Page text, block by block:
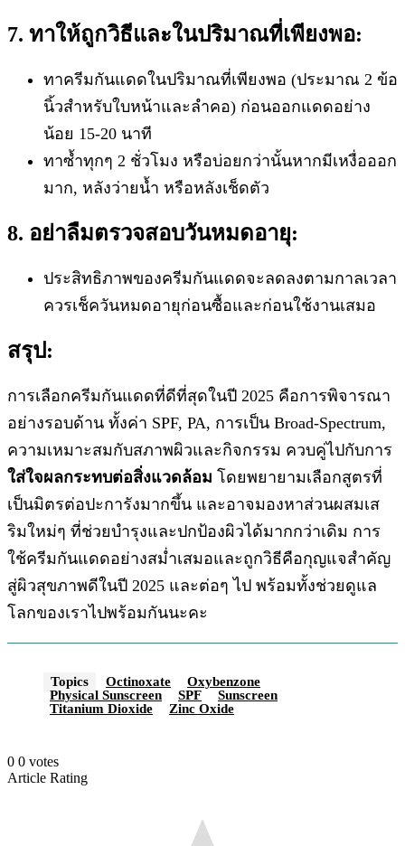
7. ทาให้ถูกวิธีและในปริมาณที่เพียงพอ:
ทาครีมกันแดดในปริมาณที่เพียงพอ (ประมาณ 2 ข้อ
นิ้วสำหรับใบหน้าและลำคอ) ก่อนออกแดดอย่าง
น้อย 15-20 นาที
ทาซ้ำทุกๆ 2 ชั่วโมง หรือบ่อยกว่านั้นหากมีเหงื่อออก
มาก, หลังว่ายน้ำ หรือหลังเช็ดตัว
8. อย่าลืมตรวจสอบวันหมดอายุ:
ประสิทธิภาพของครีมกันแดดจะลดลงตามกาลเวลา
ควรเช็ควันหมดอายุก่อนซื้อและก่อนใช้งานเสมอ
สรุป:
การเลือกครีมกันแดดที่ดีที่สุดในปี 2025 คือการพิจารณา
อย่างรอบด้าน ทั้งค่า SPF, PA, การเป็น Broad-Spectrum,
ความเหมาะสมกับสภาพผิวและกิจกรรม ควบคู่ไปกับการ
ใส่ใจผลกระทบต่อสิ่งแวดล้อม โดยพยายามเลือกสูตรที่
เป็นมิตรต่อปะการังมากขึ้น และอาจมองหาส่วนผสมเส
ริมใหม่ๆ ที่ช่วยบำรุงและปกป้องผิวได้มากกว่าเดิม การ
ใช้ครีมกันแดดอย่างสม่ำเสมอและถูกวิธีคือกุญแจสำคัญ
สู่ผิวสุขภาพดีในปี 2025 และต่อๆ ไป พร้อมทั้งช่วยดูแล
โลกของเราไปพร้อมกันนะคะ
Topics Octinoxate
Oxybenzone
Physical Sunscreen
SPF
Sunscreen
Titanium Dioxide
Zinc Oxide
0 0 votes
Article Rating